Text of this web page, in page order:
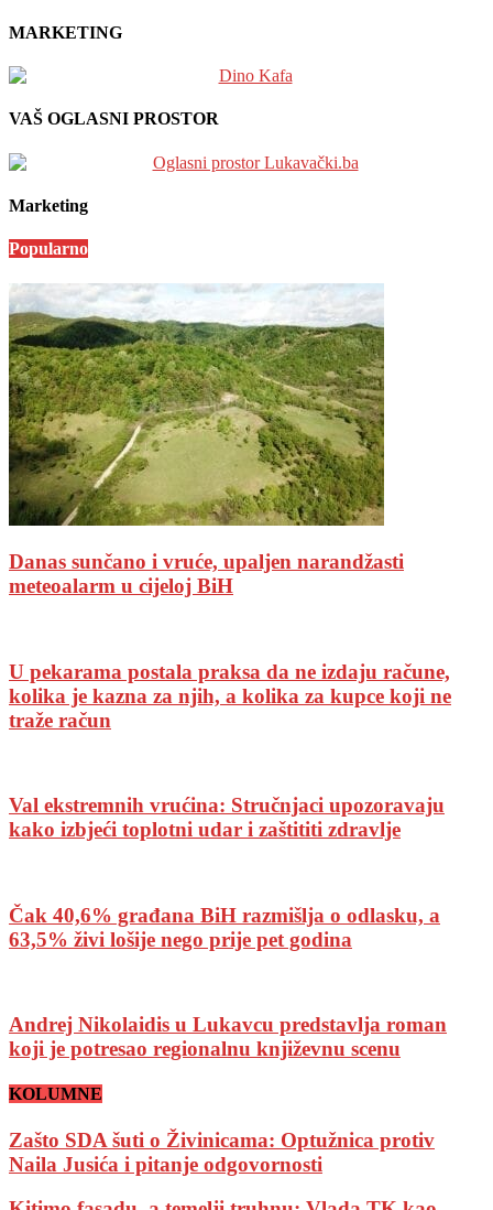
MARKETING
VAŠ OGLASNI PROSTOR
Marketing
Popularno
Danas sunčano i vruće, upaljen narandžasti
meteoalarm u cijeloj BiH
U pekarama postala praksa da ne izdaju račune,
kolika je kazna za njih, a kolika za kupce koji ne
traže račun
Val ekstremnih vrućina: Stručnjaci upozoravaju
kako izbjeći toplotni udar i zaštititi zdravlje
Čak 40,6% građana BiH razmišlja o odlasku, a
63,5% živi lošije nego prije pet godina
Andrej Nikolaidis u Lukavcu predstavlja roman
koji je potresao regionalnu književnu scenu
KOLUMNE
Zašto SDA šuti o Živinicama: Optužnica protiv
Naila Jusića i pitanje odgovornosti